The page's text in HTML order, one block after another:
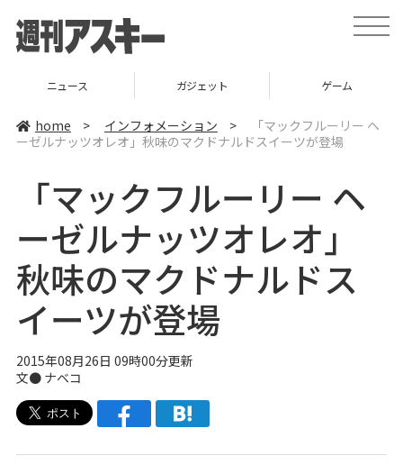
t
o
v
ニュース ガジェット ゲーム
home > インフォメーション >
「マックフルーリー ヘ
ーゼルナッツオレオ」秋味のマクドナルドスイーツが登場
「マックフルーリー ヘ
ーゼルナッツオレオ」
秋味のマクドナルドス
イーツが登場
2015年08月26日 09時00分更新
文● ナベコ